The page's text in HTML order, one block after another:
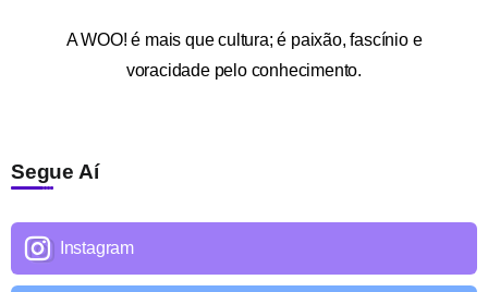
AWOO! é mais que cultura; é paixão, fascínio e
voracidade pelo conhecimento.
Segue Aí
Instagram